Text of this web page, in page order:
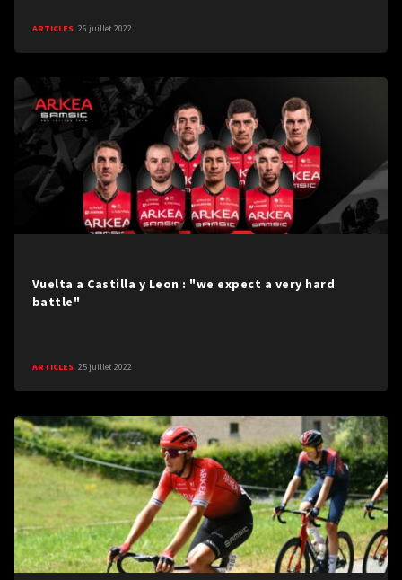
ARTICLES 26 juillet 2022
Vuelta a Castilla y Leon : "we expect a very hard
battle"
ARTICLES 25 juillet 2022